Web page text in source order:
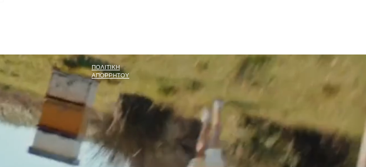
ΠΟΛΙΤΙΚΗ
ΑΠΟΡΡΗΤΟΥ
|+357 96 659 310 |redstormcine@gmail.com